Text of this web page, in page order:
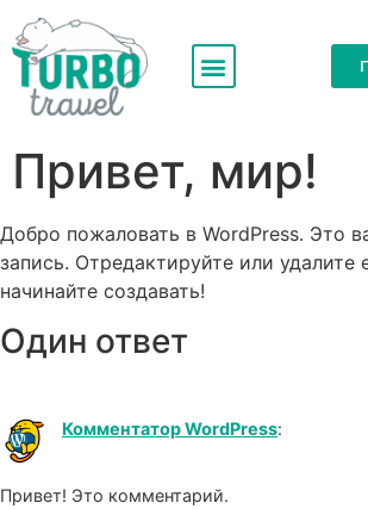
Привет, мир!
Добро пожаловать в WordPress. Это
запись. Отредактируйте или удалите
начинайте создавать!
Один ответ
Комментатор WordPress:
Привет! Это комментарий.